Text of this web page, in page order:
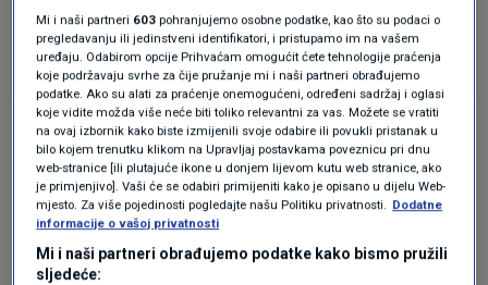
mirovine mora biti vezana za godine staža.
Odgovor
Oglas
Mi i naši partneri 603 pohranjujemo osobne podatke, kao što su podaci o
pregledavanju ili jedinstveni identifikatori, i pristupamo im na vašem
uređaju. Odabirom opcije Prihvaćam omogućit ćete tehnologije praćenja
koje podržavaju svrhe za čije pružanje mi i naši partneri obrađujemo
podatke. Ako su alati za praćenje onemogućeni, određeni sadržaj i oglasi
koje vidite možda više neće biti toliko relevantni za vas. Možete se vratiti
na ovaj izbornik kako biste izmijenili svoje odabire ili povukli pristanak u
bilo kojem trenutku klikom na Upravljaj postavkama poveznicu pri dnu
web-stranice [ili plutajuće ikone u donjem lijevom kutu web stranice, ako
je primjenjivo]. Vaši će se odabiri primijeniti kako je opisano u dijelu Web-
mjesto. Za više pojedinosti pogledajte našu Politiku privatnosti. Dodatne
informacije o vašoj privatnosti
Mi i naši partneri obrađujemo podatke kako bismo pružili
sljedeće: